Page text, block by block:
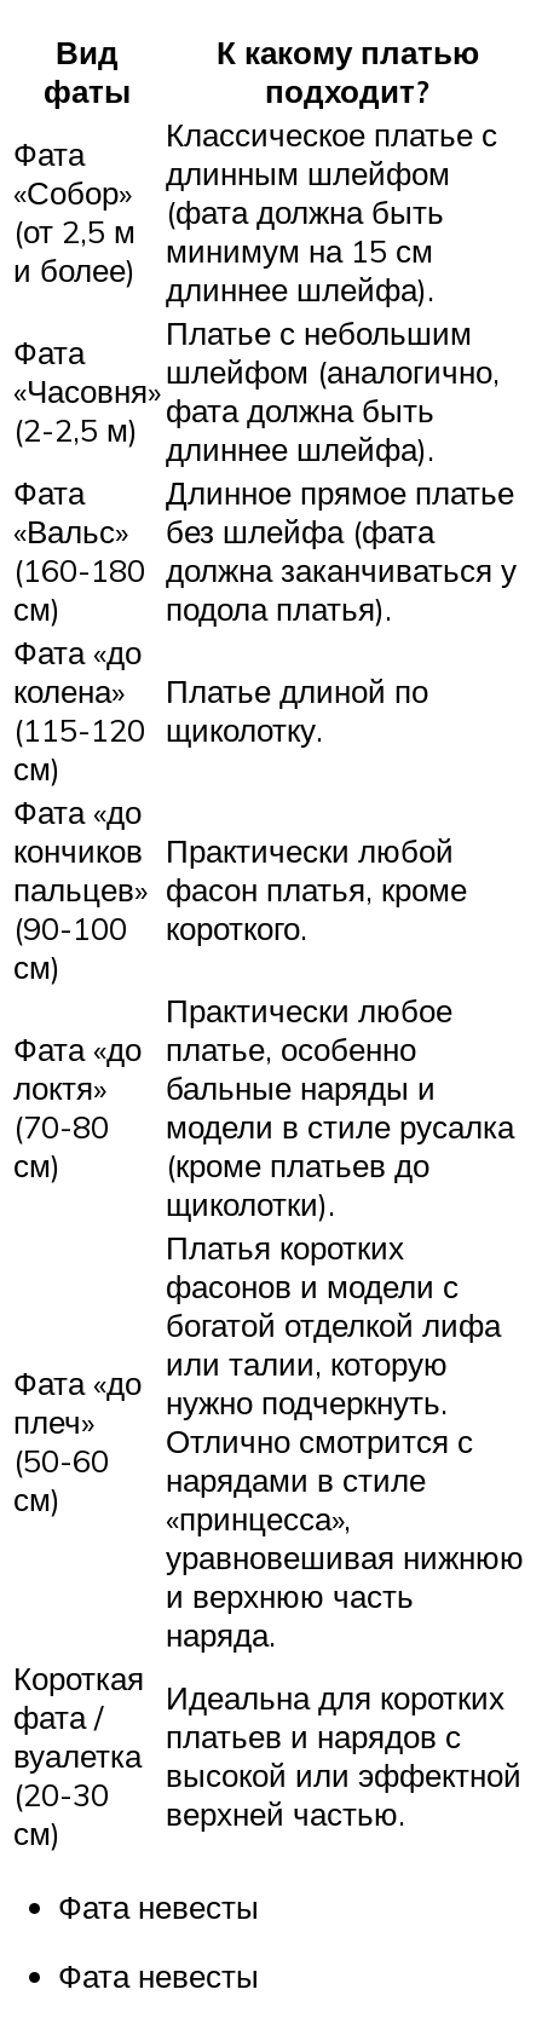
Вид
фаты
К какому платью
подходит?
Фата
«Собор»
(от 2,5 м
и более)
Классическое платье с
длинным шлейфом
(фата должна быть
минимум на 15 см
длиннее шлейфа).
Фата
«Часовня»
(2-2,5 м)
Платье с небольшим
шлейфом (аналогично,
фата должна быть
длиннее шлейфа).
Фата
«Вальс»
(160-180
см)
Длинное прямое платье
без шлейфа (фата
должна заканчиваться у
подола платья).
Фата «до
колена»
(115-120
см)
Платье длиной по
щиколотку.
Фата «до
кончиков
пальцев»
(90-100
см)
Практически любой
фасон платья, кроме
короткого.
Фата «до
локтя»
(70-80
см)
Практически любое
платье, особенно
бальные наряды и
модели в стиле русалка
(кроме платьев до
щиколотки).
Фата «до
плеч»
(50-60
см)
Платья коротких
фасонов и модели с
богатой отделкой лифа
или талии, которую
нужно подчеркнуть.
Отлично смотрится с
нарядами в стиле
«принцесса»,
уравновешивая нижнюю
и верхнюю часть
наряда.
Короткая
фата /
вуалетка
(20-30
см)
Идеальна для коротких
платьев и нарядов с
высокой или эффектной
верхней частью.
Фата невесты
Фата невесты